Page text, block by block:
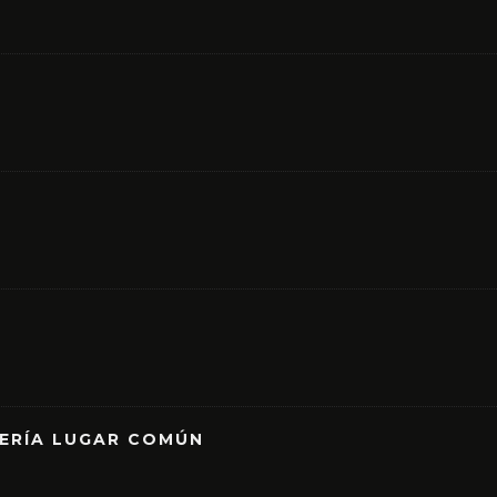
LUGAR COMÚN